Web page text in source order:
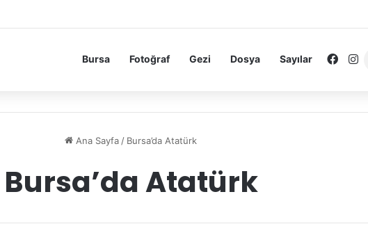
Bursa Fotoğraf Gezi Dosya Sayılar
Ana Sayfa / Bursa’da Atatürk
Bursa’da Atatürk